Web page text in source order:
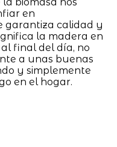
en
garantiza calidad y
la madera en
final del día, no
a unas buenas
y simplemente
en el hogar.